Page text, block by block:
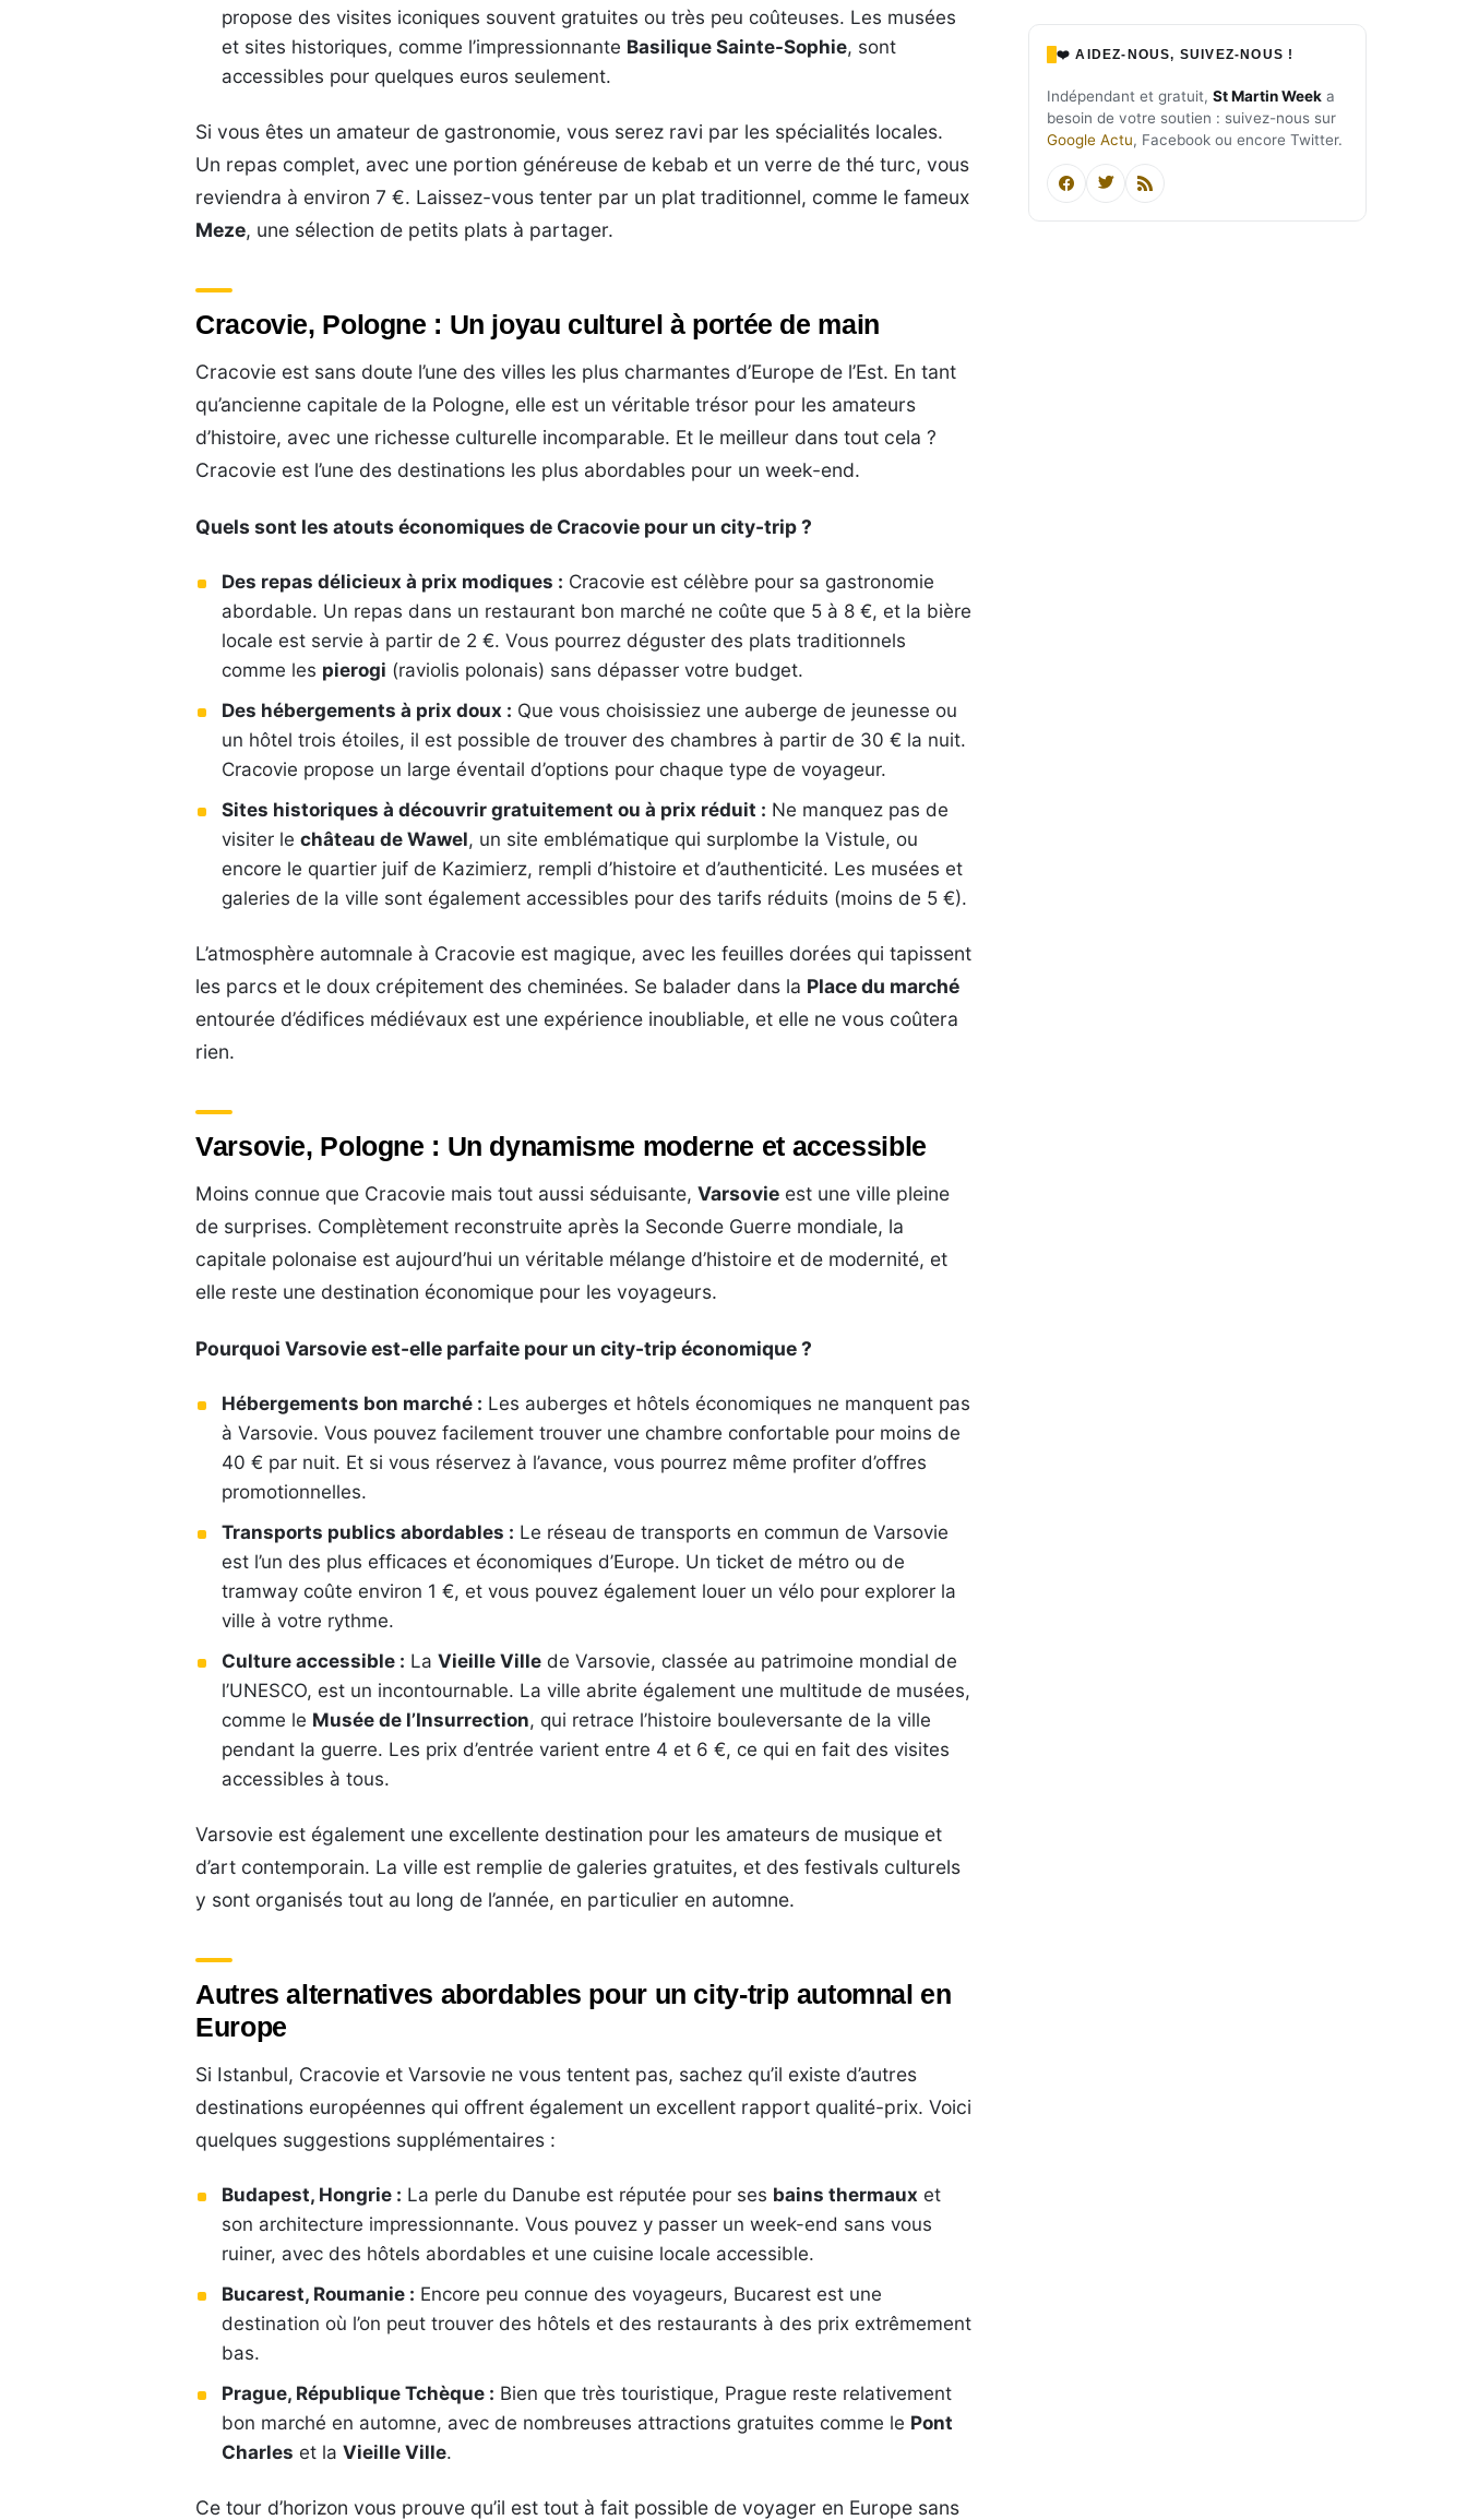
propose des visites iconiques souvent gratuites ou très peu coûteuses. Les musées
et sites historiques, comme l’impressionnante Basilique Sainte-Sophie, sont
accessibles pour quelques euros seulement.
Si vous êtes un amateur de gastronomie, vous serez ravi par les spécialités locales.
Un repas complet, avec une portion généreuse de kebab et un verre de thé turc, vous
reviendra à environ 7 €. Laissez-vous tenter par un plat traditionnel, comme le fameux
Meze, une sélection de petits plats à partager.
Cracovie, Pologne : Un joyau culturel à portée de main
Cracovie est sans doute l’une des villes les plus charmantes d’Europe de l’Est. En tant
qu’ancienne capitale de la Pologne, elle est un véritable trésor pour les amateurs
d’histoire, avec une richesse culturelle incomparable. Et le meilleur dans tout cela ?
Cracovie est l’une des destinations les plus abordables pour un week-end.
Quels sont les atouts économiques de Cracovie pour un city-trip ?
Des repas délicieux à prix modiques : Cracovie est célèbre pour sa gastronomie
abordable. Un repas dans un restaurant bon marché ne coûte que 5 à 8 €, et la bière
locale est servie à partir de 2 €. Vous pourrez déguster des plats traditionnels
comme les pierogi (raviolis polonais) sans dépasser votre budget.
Des hébergements à prix doux : Que vous choisissiez une auberge de jeunesse ou
un hôtel trois étoiles, il est possible de trouver des chambres à partir de 30 € la nuit.
Cracovie propose un large éventail d’options pour chaque type de voyageur.
Sites historiques à découvrir gratuitement ou à prix réduit : Ne manquez pas de
visiter lechâteau de Wawel, un site emblématique qui surplombe la Vistule, ou
encore le quartier juif de Kazimierz, rempli d’histoire et d’authenticité. Les musées et
galeries de la ville sont également accessibles pour des tarifs réduits (moins de 5 €).
L’atmosphère automnale à Cracovie est magique, avec les feuilles dorées qui tapissent
les parcs et le doux crépitement des cheminées. Se balader dans la Place du marché
entourée d’édifices médiévaux est une expérience inoubliable, et elle ne vous coûtera
rien.
Varsovie, Pologne : Un dynamisme moderne et accessible
Moins connue que Cracovie mais tout aussi séduisante,Varsovie est une ville pleine
de surprises. Complètement reconstruite après la Seconde Guerre mondiale, la
capitale polonaise est aujourd’hui un véritable mélange d’histoire et de modernité, et
elle reste une destination économique pour les voyageurs.
Pourquoi Varsovie est-elle parfaite pour un city-trip économique ?
Hébergements bon marché : Les auberges et hôtels économiques ne manquent pas
à Varsovie. Vous pouvez facilement trouver une chambre confortable pour moins de
40 € par nuit. Et si vous réservez à l’avance, vous pourrez même profiter d’offres
promotionnelles.
Transports publics abordables : Le réseau de transports en commun de Varsovie
est l’un des plus efficaces et économiques d’Europe. Un ticket de métro ou de
tramway coûte environ 1 €, et vous pouvez également louer un vélo pour explorer la
ville à votre rythme.
Culture accessible : LaVieille Ville de Varsovie, classée au patrimoine mondial de
l’UNESCO, est un incontournable. La ville abrite également une multitude de musées,
comme le Musée de l’Insurrection, qui retrace l’histoire bouleversante de la ville
pendant la guerre. Les prix d’entrée varient entre 4 et 6 €, ce qui en fait des visites
accessibles à tous.
Varsovie est également une excellente destination pour les amateurs de musique et
d’art contemporain. La ville est remplie de galeries gratuites, et des festivals culturels
y sont organisés tout au long de l’année, en particulier en automne.
Autres alternatives abordables pour un city-trip automnal en
Europe
Si Istanbul, Cracovie et Varsovie ne vous tentent pas, sachez qu’il existe d’autres
destinations européennes qui offrent également un excellent rapport qualité-prix. Voici
quelques suggestions supplémentaires :
Budapest, Hongrie : La perle du Danube est réputée pour ses bains thermaux et
son architecture impressionnante. Vous pouvez y passer un week-end sans vous
ruiner, avec des hôtels abordables et une cuisine locale accessible.
Bucarest, Roumanie : Encore peu connue des voyageurs, Bucarest est une
destination où l’on peut trouver des hôtels et des restaurants à des prix extrêmement
bas.
Prague, République Tchèque : Bien que très touristique, Prague reste relativement
bon marché en automne, avec de nombreuses attractions gratuites comme le Pont
Charles et laVieille Ville.
Ce tour d’horizon vous prouve qu’il est tout à fait possible de voyager en Europe sans
❤️ AIDEZ-NOUS, SUIVEZ-NOUS !
Indépendant et gratuit, St Martin Week a
besoin de votre soutien : suivez-nous sur
Google Actu, Facebook ou encore Twitter.